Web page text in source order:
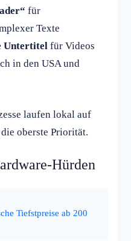
für
Texte
Untertitelfür Videos
in den USA und
laufen lokal auf
oberste Priorität.
Hürden
Tiefstpreise ab 200